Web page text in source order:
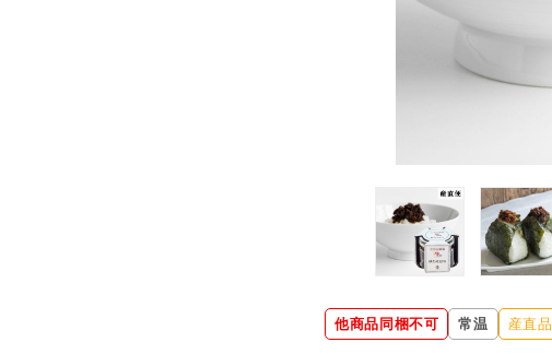
他商品同梱不可 常温 産直品